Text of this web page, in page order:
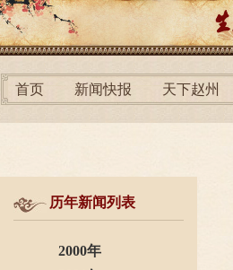
首页 新闻快报 天下赵州
历年新闻列表
2000年